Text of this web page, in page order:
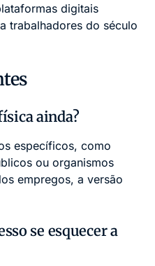
digitais
trabalhadores do século
ainda?
específicos, como
ou organismos
empregos, a versão
se esquecer a